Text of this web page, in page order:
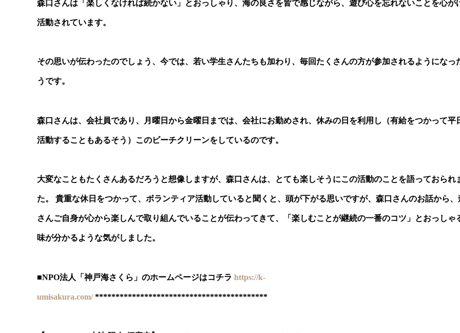
森口さんは「楽しくなければ続かない」とおっしゃり、海の良さを皆で感じながら、遊び心を忘れないことを心が
活動されています。
その思いが伝わったのでしょう、今では、若い学生さんたちも加わり、毎回たくさんの方が参加されるようになっ
うです。
森口さんは、会社員であり、月曜日から金曜日までは、会社にお勤めされ、休みの日を利用し（有給をつかって平
活動することもあるそう）このビーチクリーンをしているのです。
大変なこともたくさんあるだろうと想像しますが、森口さんは、とても楽しそうにこの活動のことを語っておられ
た。 貴重な休日をつかって、ボランティア活動していると聞くと、頭が下がる思いですが、森口さんのお話から、
さんご自身が心から楽しんで取り組んでいることが伝わってきて、「楽しむことが継続の一番のコツ」とおっしゃ
味が分かるような気がしました。
■NPO法人「神戸海さくら」のホームページはコチラ https://k-
umisakura.com/******************************************